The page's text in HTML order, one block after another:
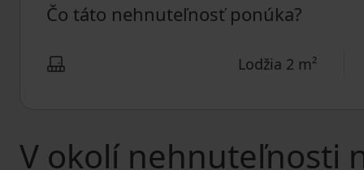
Čo táto nehnuteľnosť ponúka?
Lodžia 2 m²
V okolí nehnuteľnosti